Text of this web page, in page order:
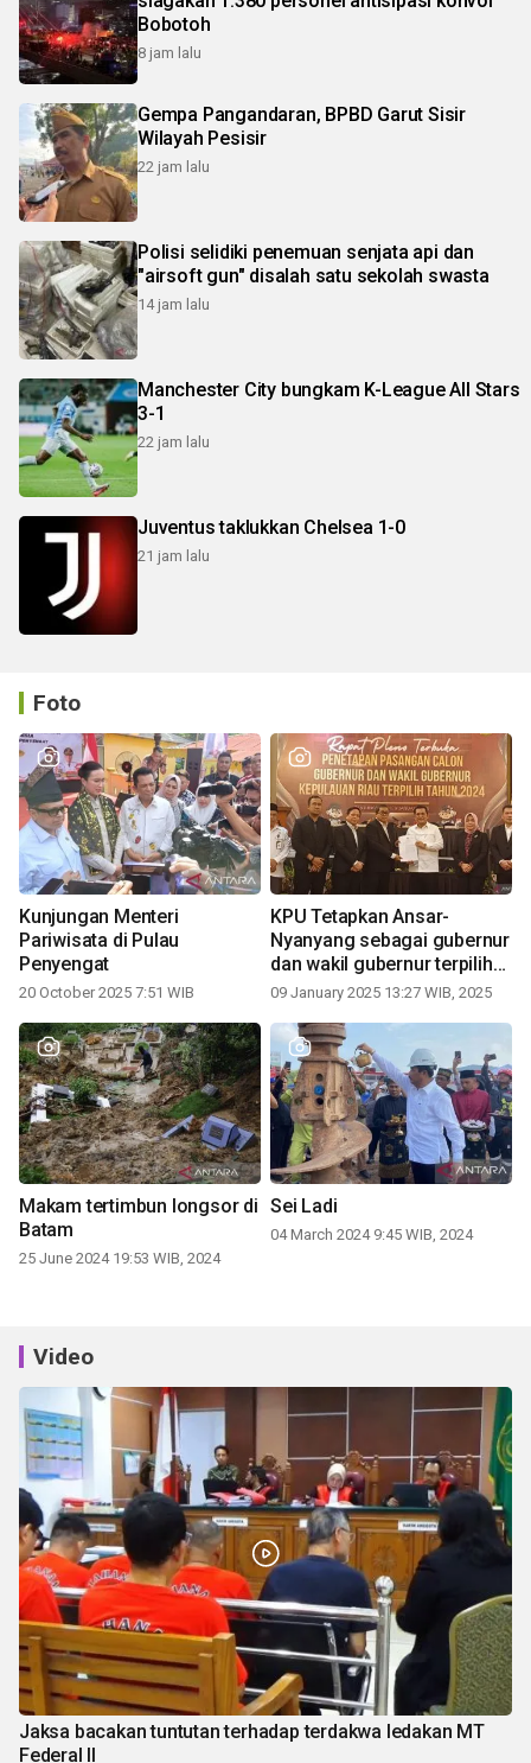
Bobotoh
8 jam lalu
Gempa Pangandaran, BPBD Garut Sisir
Wilayah Pesisir
22 jam lalu
Polisi selidiki penemuan senjata api dan
"airsoft gun" disalah satu sekolah swasta
14 jam lalu
Manchester City bungkam K-League All Stars
3-1
22 jam lalu
Juventus taklukkan Chelsea 1-0
21 jam lalu
Foto
Kunjungan Menteri
Pariwisata di Pulau
Penyengat
20 October 2025 7:51 WIB
KPU Tetapkan Ansar-
Nyanyang sebagai gubernur
dan wakil gubernur terpilih
periode 2025-2030
09 January 2025 13:27 WIB, 2025
Makam tertimbun longsor di
Batam
25 June 2024 19:53 WIB, 2024
Sei Ladi
04 March 2024 9:45 WIB, 2024
Video
Jaksa bacakan tuntutan terhadap terdakwa ledakan MT
Federal II